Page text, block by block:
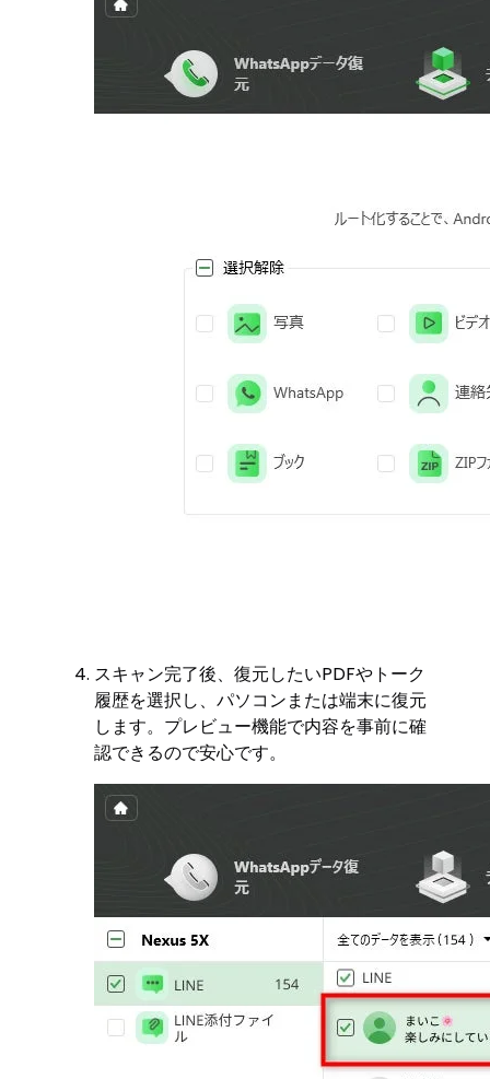
スキャン完了後、復元したいPDFやトーク
履歴を選択し、パソコンまたは端末に復元
します。プレビュー機能で内容を事前に確
認できるので安心です。